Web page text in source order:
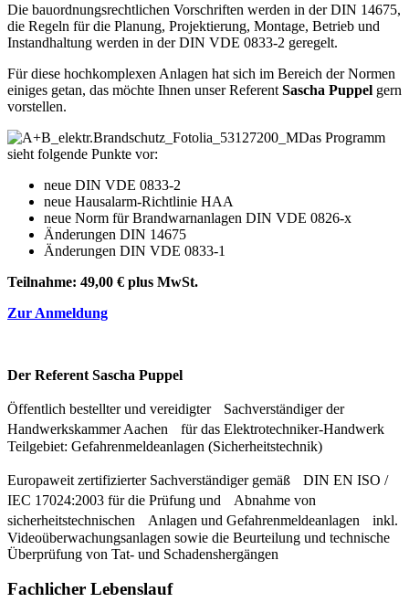
Die bauordnungsrechtlichen Vorschriften werden in der DIN 14675,
die Regeln für die Planung, Projektierung, Montage, Betrieb und
Instandhaltung werden in der DIN VDE 0833-2 geregelt.
Für diese hochkomplexen Anlagen hat sich im Bereich der Normen
einiges getan, das möchte Ihnen unser Referent Sascha Puppel gern
vorstellen.
Das Programm
sieht folgende Punkte vor:
neue DIN VDE 0833-2
neue Hausalarm-Richtlinie HAA
neue Norm für Brandwarnanlagen DIN VDE 0826-x
Änderungen DIN 14675
Änderungen DIN VDE 0833-1
Teilnahme: 49,00 € plus MwSt.
Zur Anmeldung
Der Referent Sascha Puppel
Öffentlich bestellter und vereidigter Sachverständiger der
Handwerkskammer Aachen für das Elektrotechniker-Handwerk
Teilgebiet: Gefahrenmeldeanlagen (Sicherheitstechnik)
Europaweit zertifizierter Sachverständiger gemäß DIN EN ISO /
IEC 17024:2003 für die Prüfung und Abnahme von
sicherheitstechnischen Anlagen und Gefahrenmeldeanlagen inkl.
Videoüberwachungsanlagen sowie die Beurteilung und technische
Überprüfung von Tat- und Schadenshergängen
Fachlicher Lebenslauf